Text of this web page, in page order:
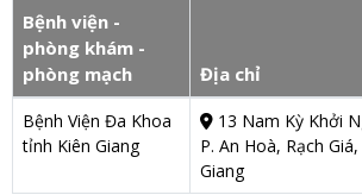
Bệnh viện -
phòng khám -
phòng mạch
Địa chỉ
Bệnh Viện Đa Khoa
tỉnh Kiên Giang
13 Nam Kỳ Khởi
P. An Hoà, Rạch
Giang